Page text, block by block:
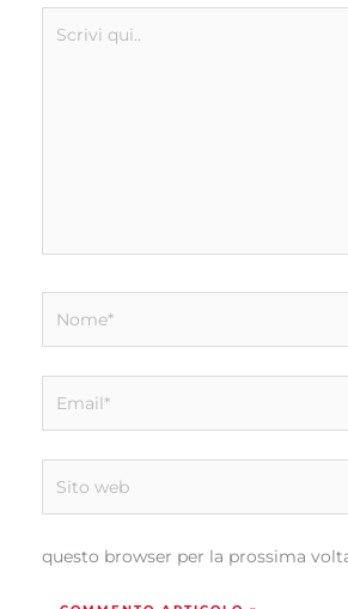
qui..
web
questo browser per la prossima